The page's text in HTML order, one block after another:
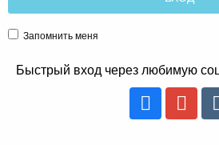
Запомнить меня
Быстрый вход через любимую